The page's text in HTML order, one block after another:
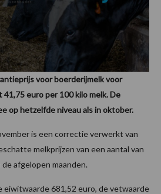
voor boerderijmelk voor
euro per 100 kilo melk.De
op hetzelfde niveau als in oktober.
is een correctie verwerkt van
melkprijzen van een aantal van
afgelopen maanden.
eiwitwaarde 681,52 euro, de vetwaarde